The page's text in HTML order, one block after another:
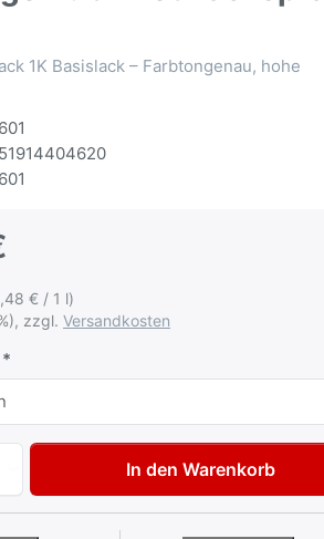
1K Basislack – Farbtongenau, hohe
€ / 1 l)
zzgl. Versandkosten
Autolack Spraydose für Citroen EPY
In den Warenkorb